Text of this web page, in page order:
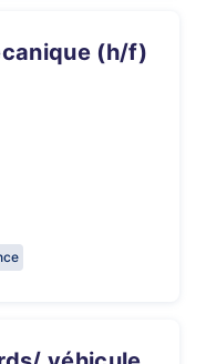
(h/f)